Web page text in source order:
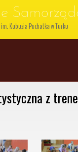
im. Kubusia Puchatka w Turku
z